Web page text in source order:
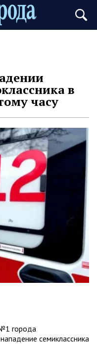
в
часу
города
семиклассника